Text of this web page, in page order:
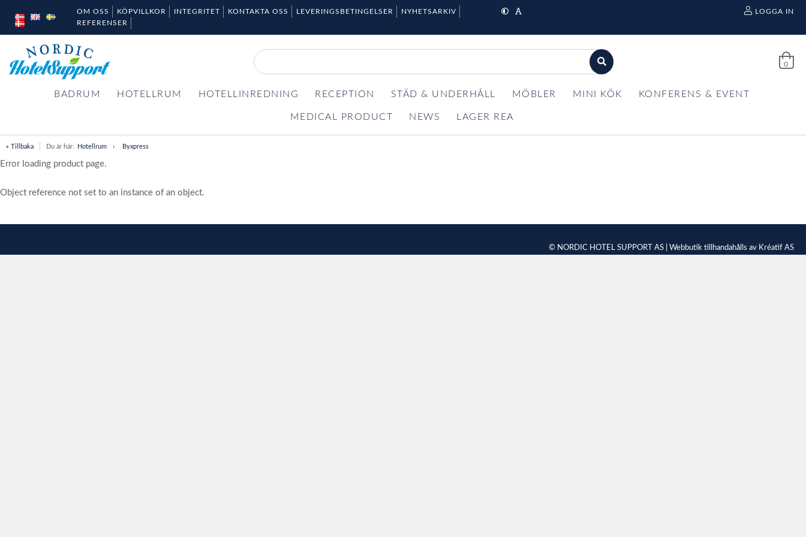
OM OSS KÖPVILLKOR INTEGRITET KONTAKTA OSS LEVERINGSBETINGELSER
NYHETSARKIV
REFERENSER
LOGGA IN
0
BADRUM HOTELLRUM HOTELLINREDNING RECEPTION STÄD & UNDERHÅLL MÖBLER MINI KÖK KONFERENS & EVENT
MEDICAL PRODUCT NEWS LAGER REA
« Tillbaka Du är här: Hotellrum Byxpress
Error loading product page.
Object reference not set to an instance of an object.
© NORDIC HOTEL SUPPORT AS | Webbutik tillhandahålls av Kréatif AS